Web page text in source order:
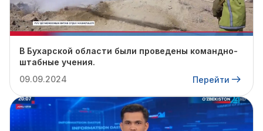
В Бухарской области были проведены командно-
штабные учения.
09.09.2024
Перейти